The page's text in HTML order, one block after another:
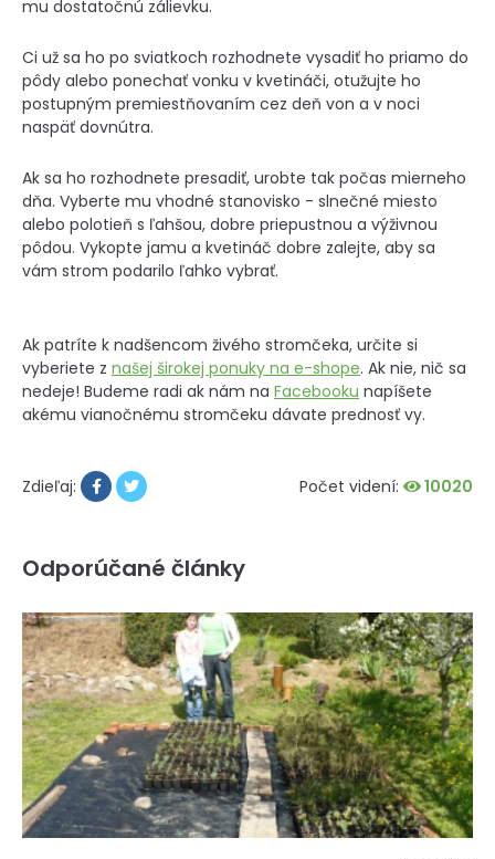
mu dostatočnú zálievku.
Ci už sa ho po sviatkoch rozhodnete vysadiť ho priamo do
pôdy alebo ponechať vonku v kvetináči, otužujte ho
postupným premiestňovaním cez deň von a v noci
naspäť dovnútra.
Ak sa ho rozhodnete presadiť, urobte tak počas mierneho
dňa. Vyberte mu vhodné stanovisko - slnečné miesto
alebo polotieň s ľahšou, dobre priepustnou a výživnou
pôdou. Vykopte jamu a kvetináč dobre zalejte, aby sa
vám strom podarilo ľahko vybrať.
Ak patríte k nadšencom živého stromčeka, určite si
vyberiete z našej širokej ponuky na e-shope. Ak nie, nič sa
nedeje! Budeme radi ak nám na Facebooku napíšete
akému vianočnému stromčeku dávate prednosť vy.
Zdieľaj: Počet videní: 10020
Odporúčané články